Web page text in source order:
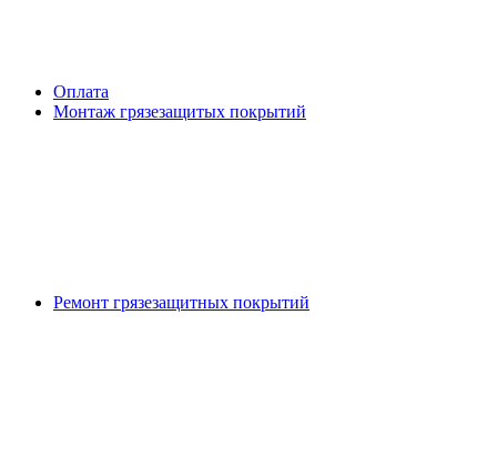
Оплата
Монтаж грязезащитых покрытий
Ремонт грязезащитных покрытий